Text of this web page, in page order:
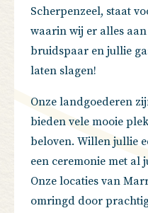
Scherpenzeel, staat
waarin wij er alles
bruidspaar en jullie
laten slagen!
Onze landgoederen
bieden vele mooie
beloven. Willen jullie
een ceremonie met al
Onze locaties van
omringd door